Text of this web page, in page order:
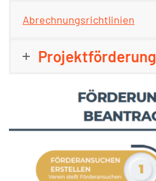
Abrechnungsrichtlinien
Projektförderung